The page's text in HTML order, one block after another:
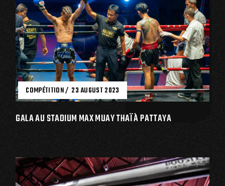
COMPÉTITION 23 AUGUST 2023
GALA AU STADIUM MAX MUAY THAÏ À PATTAYA